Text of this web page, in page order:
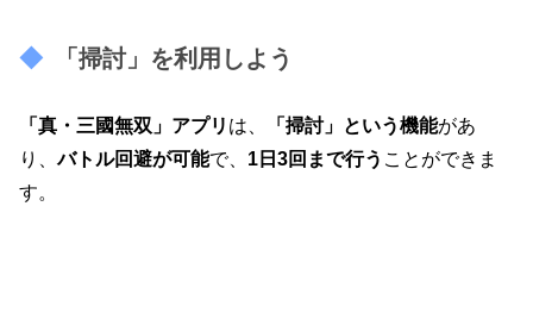
「掃討」を利用しよう
「真・三國無双」アプリ は、 「掃討」という機能があ
り、 バトル回避が可能で、 1日3回まで行う ことができま
す。